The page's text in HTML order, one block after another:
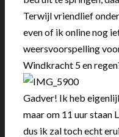
Terwijl vriendlief
even of ik online nog
weersvoorspelling
Windkracht 5 en
Gadver! Ik heb
maar om 11 uur staan
dus ik zal toch echt